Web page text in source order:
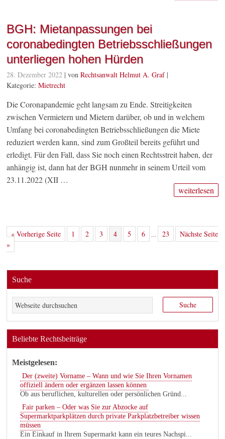
BGH: Mietanpassungen bei
coronabedingten Betriebsschließungen
unterliegen hohen Hürden
28. Dezember 2022 | vonRechtsanwalt Helmut A. Graf|
Kategorie:Mietrecht
Die Coronapandemie geht langsam zu Ende. Streitigkeiten
zwischen Vermietern und Mietern darüber, ob und in welchem
Umfang bei coronabedingten Betriebsschließungen die Miete
reduziert werden kann, sind zum Großteil bereits geführt und
erledigt. Für den Fall, dass Sie noch einen Rechtsstreit haben, der
anhängig ist, dann hat der BGH nunmehr in seinem Urteil vom
23.11.2022 (XII …
weiterlesen
« Vorherige Seite 1 2 3 4 5 6 … 23
Nächste Seite
»
Suche
Beliebte Rechtsbeiträge
Meistgelesen:
Der (zweite) Vorname – Wann und wie Sie Ihren Vornamen
offiziell ändern oder ergänzen lassen können
Ob aus beruflichen, kulturellen oder persönlichen Gründ...
Fair parken – Oder was Sie zur Abzocke auf
Supermarktparkplätzen durch private Parkplatzbetreiber wissen
müssen
Ein Einkauf in Ihrem Supermarkt kann ein teures Nachspi...